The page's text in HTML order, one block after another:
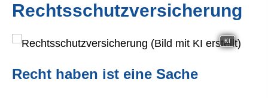
Rechts­schutz­ver­si­che­rung
KI
Recht haben ist eine Sache